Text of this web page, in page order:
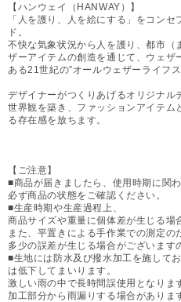
【ハンウェイ（HANWAY）】
「人を護り、人を絵にする」をコン
ド。
不快な気象状況から人を護り、都市（
ザーアイテムの創造を通じて、ウェザ
ある21世紀の”オールウェザーライフ
デザイナーがつくりあげるオリジナル
世界観を築き、ファッションアイテム
る存在感を放ちます。
【ご注意】
■商品が届きましたら、使用時期に関わ
必ず商品の状態をご確認ください。
■生産時期や生産過程上、
商品サイズや重量に個体差が生じる場
また、平置きによる手作業での測定の
多少の誤差が生じる場合がございます
■生地には防水及び撥水加工を施して
は低下してまいります。
激しい雨の中で長時間誤使用となりま
加工部分から雨漏りする場合がありま